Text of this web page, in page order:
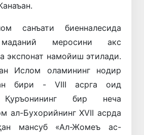
санъати биенналесида
маданий меросини акс
экспонат намойиш этилади.
Ислом оламининг нодир
бири - VIII асрга оид
Қуръонининг бир неча
ал-Бухорийнинг XVII асрда
мансуб «Ал-Жомеъ ас-